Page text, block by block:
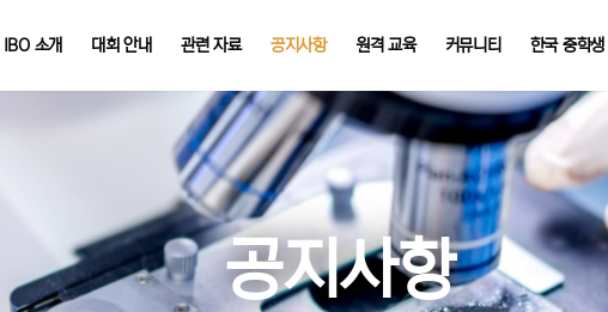
IBO 소개 대회 안내 관련 자료 공지사항 원격 교육 커뮤니티 한국 중학
공지사항